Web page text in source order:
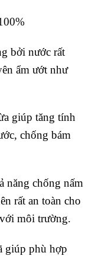
bởi nước rất
ẩm ướt như
giúp tăng tính
chống bám
năng chống nấm
rất an toàn cho
môi trường.
giúp phù hợp